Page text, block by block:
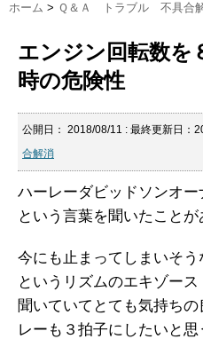
ホーム > Ｑ＆Ａ トラブル 不具合
エンジン回転数を
時の危険性
公開日： 2018/08/11 : 最終更新日：
合解消
ハーレーダビッドソンオー
という言葉を聞いたこと
今にも止まってしまいそう
というリズムのエキゾー
聞いていてとても気持ち
レーも３拍子にしたいと